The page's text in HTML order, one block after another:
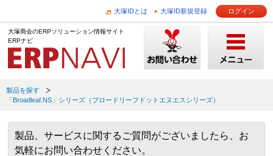
大塚IDとは 大塚ID新規登録 ログイン
大塚商会のERPソリューション情報サイト
ERPナビ
製品を探す
「Broadleaf.NS」シリーズ（ブロードリーフドットエヌエスシリーズ）
製品、サービスに関するご質問がございましたら、お
気軽にお問い合わせください。